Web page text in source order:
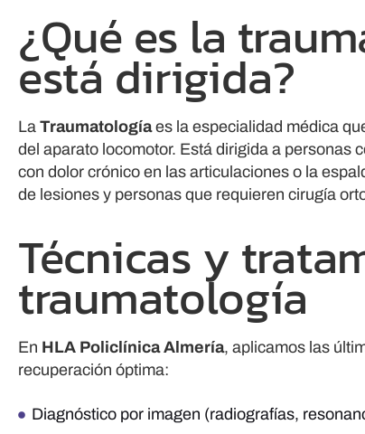
¿Qué es la
está dirigida?
La Traumatologíaes la especialidad médica
del aparato locomotor. Está dirigida a personas
con dolor crónico en las articulaciones o la
de lesiones y personas que requieren cirugía
Técnicas y
traumatología
En HLA Policlínica Almería, aplicamos las
recuperación óptima:
Diagnóstico por imagen (radiografías,